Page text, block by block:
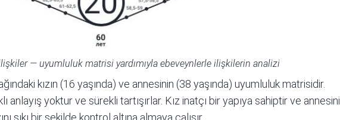
— uyumluluk matrisi yardımıyla ebeveynlerle ilişkilerin analizi
kızın (16 yaşında) ve annesinin (38 yaşında) uyumluluk matrisidir.
anlayış yoktur ve sürekli tartışırlar. Kız inatçı bir yapıya sahiptir ve annesini
sıkı bir şekilde kontrol altına almaya çalışır.